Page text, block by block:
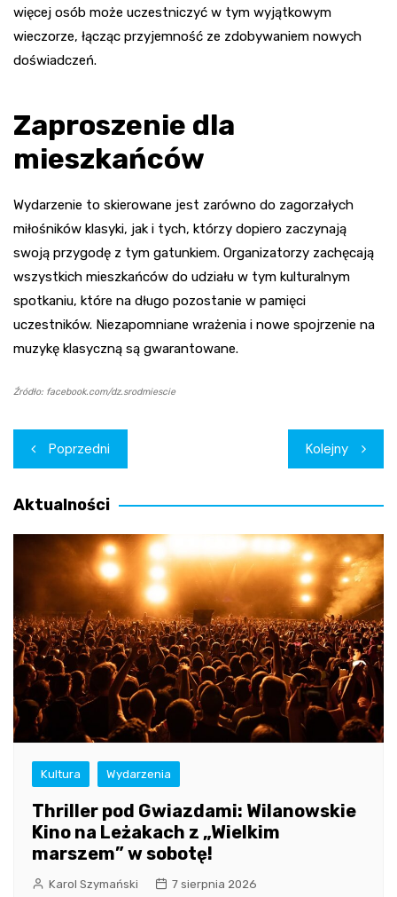
więcej osób może uczestniczyć w tym wyjątkowym
wieczorze, łącząc przyjemność ze zdobywaniem nowych
doświadczeń.
Zaproszenie dla
mieszkańców
Wydarzenie to skierowane jest zarówno do zagorzałych
miłośników klasyki, jak i tych, którzy dopiero zaczynają
swoją przygodę z tym gatunkiem. Organizatorzy zachęcają
wszystkich mieszkańców do udziału w tym kulturalnym
spotkaniu, które na długo pozostanie w pamięci
uczestników. Niezapomniane wrażenia i nowe spojrzenie na
muzykę klasyczną są gwarantowane.
Źródło: facebook.com/dz.srodmiescie
Nawigacja
wpisu
Poprzedni Kolejny
Aktualności
Kultura Wydarzenia
Thriller pod Gwiazdami: Wilanowskie
Kino na Leżakach z „Wielkim
marszem” w sobotę!
Karol Szymański 7 sierpnia 2026